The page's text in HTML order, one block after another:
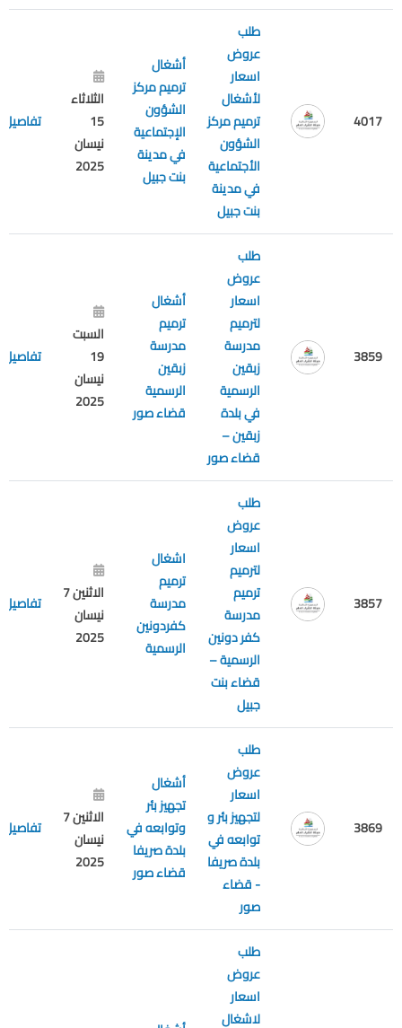
4017
طلب
عروض
اسعار
لأشغال
ترميم مركز
الشؤون
الأجتماعية
في مدينة
بنت جبيل
أشغال
ترميم مركز
الشؤون
الإجتماعية
في مدينة
بنت جبيل
الثلاثاء
15
نيسان
2025
تفاصيل
3859
طلب
عروض
اسعار
لترميم
مدرسة
زبقين
الرسمية
في بلدة
زبقين –
قضاء صور
أشغال
ترميم
مدرسة
زبقين
الرسمية
قضاء صور
السبت
19
نيسان
2025
تفاصيل
3857
طلب
عروض
اسعار
لترميم
ترميم
مدرسة
كفر دونين
الرسمية –
قضاء بنت
جبيل
اشغال
ترميم
مدرسة
كفردونين
الرسمية
الاثنين 7
نيسان
2025
تفاصيل
3869
طلب
عروض
اسعار
لتجهيز بئر و
توابعه في
بلدة صريفا
- قضاء
صور
أشغال
تجهيز بئر
وتوابعه في
بلدة صريفا
قضاء صور
الاثنين 7
نيسان
2025
تفاصيل
طلب
عروض
اسعار
لاشغال